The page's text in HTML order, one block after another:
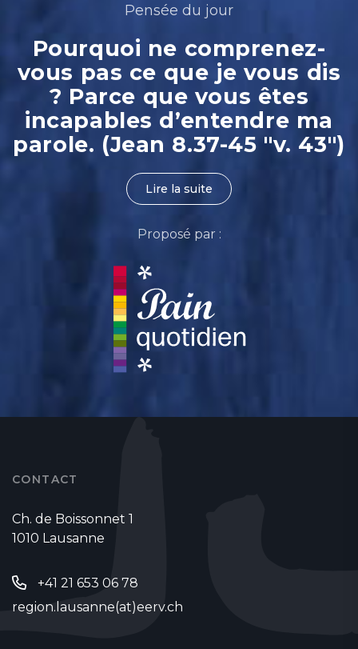
Pensée du jour
Pourquoi ne comprenez-
vous pas ce que je vous dis
? Parce que vous êtes
incapables d’entendre ma
parole. (Jean 8.37-45 "v. 43")
Lire la suite
Proposé par :
CONTACT
Ch. de Boissonnet 1
1010 Lausanne
+41 21 653 06 78
region.lausanne(at)eerv.ch